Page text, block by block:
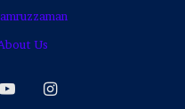
Us
YouTubeInstagram